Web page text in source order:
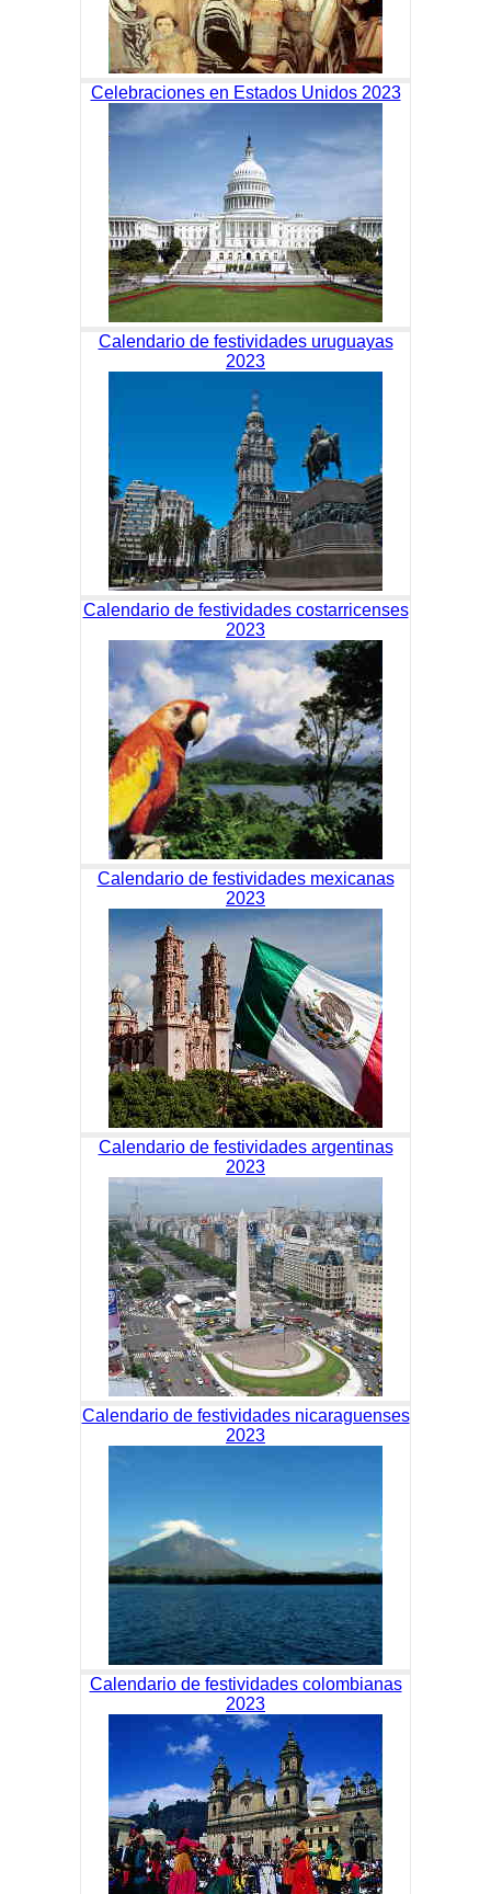
Celebraciones en Estados Unidos 2023
Calendario de festividades uruguayas
2023
Calendario de festividades costarricenses
2023
Calendario de festividades mexicanas
2023
Calendario de festividades argentinas
2023
Calendario de festividades nicaraguenses
2023
Calendario de festividades colombianas
2023